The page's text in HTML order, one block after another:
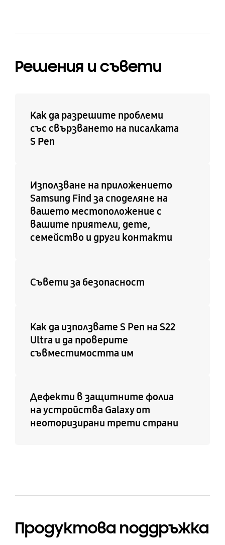
Решения и съвети
Как да разрешите проблеми
със свързването на писалката
S Pen
Използване на приложението
Samsung Find за споделяне на
вашето местоположение с
вашите приятели, дете,
семейство и други контакти
Съвети за безопасност
Как да използвате S Pen на S22
Ultra и да проверите
съвместимостта им
Дефекти в защитните фолиа
на устройства Galaxy от
неоторизирани трети страни
Продуктова поддръжка